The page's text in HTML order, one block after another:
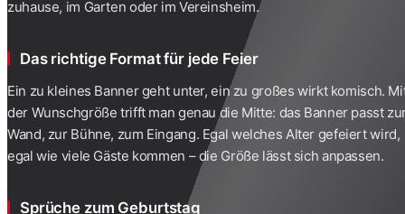
zuhause, im Garten oder im Vereinsheim.
Das richtige Format für jede Feier
Ein zu kleines Banner geht unter, ein zu großes wirkt komisch.
der Wunschgröße trifft man genau die Mitte: das Banner passt
Wand, zur Bühne, zum Eingang. Egal welches Alter gefeiert wird,
egal wie viele Gäste kommen – die Größe lässt sich anpassen.
Sprüche zum Geburtstag